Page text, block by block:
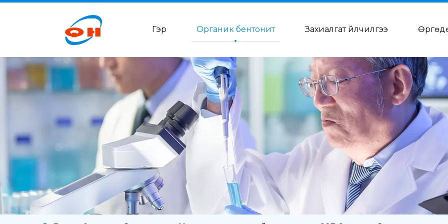
Гэр Органик бентонит Захиалгат үйлчилгээ